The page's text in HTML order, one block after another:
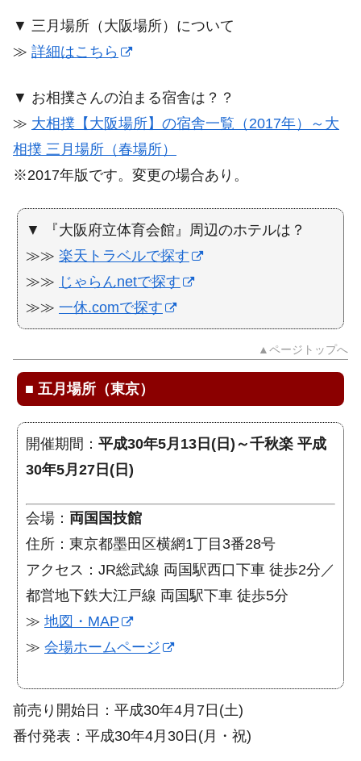
▼ 三月場所（大阪場所）について
≫ 詳細はこちら
▼ お相撲さんの泊まる宿舎は？？
≫ 大相撲【大阪場所】の宿舎一覧（2017年）～大
相撲 三月場所（春場所）
※2017年版です。変更の場合あり。
▼ 『大阪府立体育会館』周辺のホテルは？
≫≫ 楽天トラベルで探す
≫≫ じゃらんnetで探す
≫≫ 一休.comで探す
▲ページトップへ
■ 五月場所（東京）
開催期間： 平成30年5月13日(日)～千秋楽 平成
30年5月27日(日)
会場： 両国国技館
住所：東京都墨田区横網1丁目3番28号
アクセス：JR総武線 両国駅西口下車 徒歩2分／
都営地下鉄大江戸線 両国駅下車 徒歩5分
≫ 地図・MAP
≫ 会場ホームページ
前売り開始日：平成30年4月7日(土)
番付発表：平成30年4月30日(月・祝)